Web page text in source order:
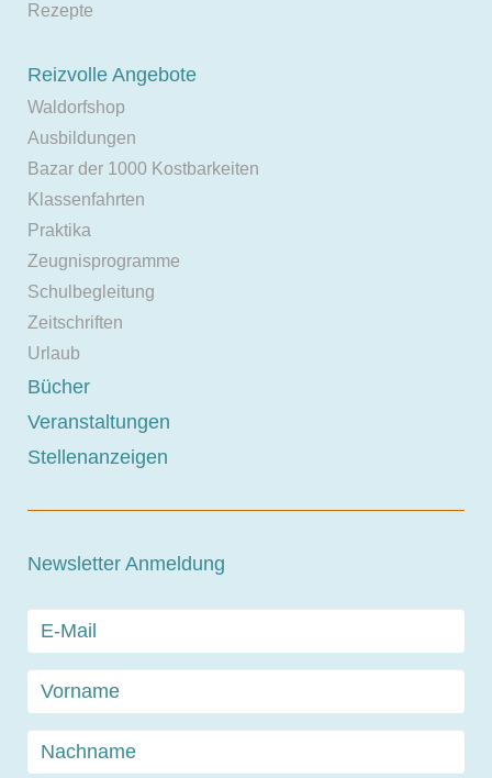
Rezepte
Reizvolle Angebote
Waldorfshop
Ausbildungen
Bazar der 1000 Kostbarkeiten
Klassenfahrten
Praktika
Zeugnisprogramme
Schulbegleitung
Zeitschriften
Urlaub
Bücher
Veranstaltungen
Stellenanzeigen
Newsletter Anmeldung